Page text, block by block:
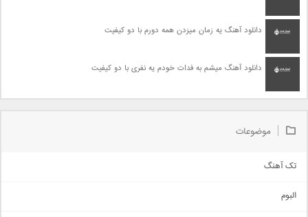
دانلود آهنگ یه زمان میزدن همه دورم با دو کیفیت
دانلود آهنگ میشم به فدات خودم یه نفری با دو کیفیت
موضوعات
تک آهنگ
البوم